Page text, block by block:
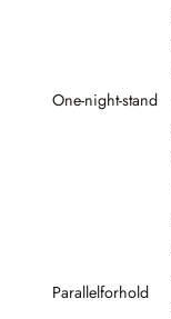
One-night-stand
Parallelforhold